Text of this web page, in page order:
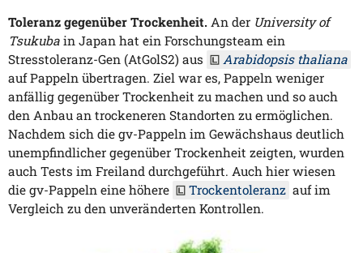
Toleranz gegenüber Trockenheit. An der University of
Tsukuba in Japan hat ein Forschungsteam ein
Stresstoleranz-Gen (AtGolS2) aus
Arabidopsis thaliana
auf Pappeln übertragen. Ziel war es, Pappeln weniger
anfällig gegenüber Trockenheit zu machen und so auch
den Anbau an trockeneren Standorten zu ermöglichen.
Nachdem sich die gv-Pappeln im Gewächshaus deutlich
unempfindlicher gegenüber Trockenheit zeigten, wurden
auch Tests im Freiland durchgeführt. Auch hier wiesen
die gv-Pappeln eine höhere
Trockentoleranz auf im
Vergleich zu den unveränderten Kontrollen.